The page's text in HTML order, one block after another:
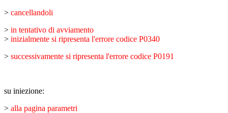
> cancellandoli
> in tentativo di avviamento
> inizialmente si ripresenta l'errore codice P0340
> successivamente si ripresenta l'errore codice P0191
su iniezione:
> alla pagina parametri